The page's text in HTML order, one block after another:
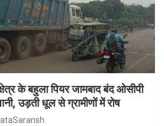
के बहुला पियर जामबाद बंद ओसीपी
उड़ती धूल से ग्रामीणों में रोष